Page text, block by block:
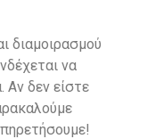
διαμοιρασμού
να
δεν είστε